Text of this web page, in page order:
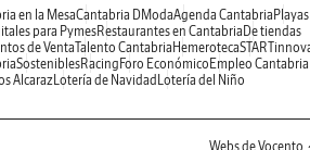
en la MesaCantabria DModaAgenda Cantabria Playas
para PymesRestaurantes en Cantabria De tiendas
de VentaTalento Cantabria Hemeroteca
SosteniblesRacing Foro Económico Empleo Cantabria
Alcaraz Lotería de Navidad Lotería del Niño
Webs de Vocento